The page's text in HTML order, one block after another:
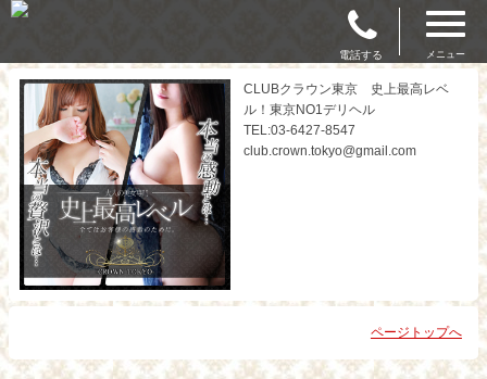
電話する メニュー
CLUBクラウン東京 史上最高レベ
ル！東京NO1デリヘル
TEL:03-6427-8547
club.crown.tokyo@gmail.com
ページトップへ